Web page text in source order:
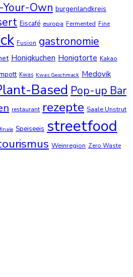
Your-Own burgenlandkreis
Eiscafé europa Fermented Fine
Fusion gastronomie
Honigkuchen Honigtorte Kakao
Kwas Kwas Geschmack Medovik
Based Pop-up Bar
restaurant rezepte Saale Unstrut
Speiseeis streetfood
Weinregion Zero Waste